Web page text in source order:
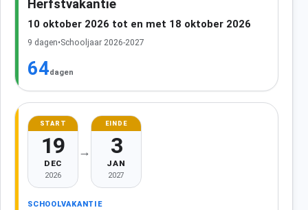
Herfstvakantie
10 oktober 2026 tot en met 18 oktober 2026
9 dagen•Schooljaar 2026-2027
64dagen
START
19
DEC
2026
→
EINDE
3
JAN
2027
SCHOOLVAKANTIE